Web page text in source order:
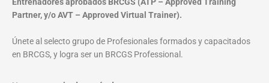
Partner, y/o AVT – Approved Virtual Trainer).
Únete al selecto grupo de Profesionales formados y capacitados
en BRCGS, y logra ser un BRCGS Professional.